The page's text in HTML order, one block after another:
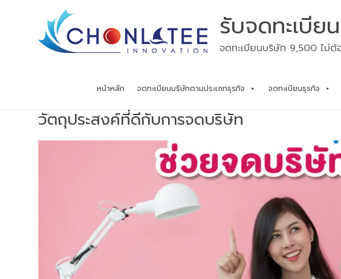
รับจดทะเบี
จดทะเบียนบริษัท 9,500 ไม่
หน้าหลัก จดทะเบียนบริษัทตามประเภทธุรกิจ จดทะเบียนธุรกิจ
วัตถุประสงค์ที่ดีกับการจดบริษัท